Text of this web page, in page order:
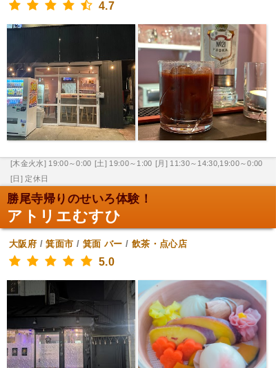
4.7
[木金火水] 19:00～0:00 [土] 19:00～1:00 [月] 11:30～14:30,19:00～0:00
[日] 定休日
勝尾寺帰りのせいろ体験！
アトリエむすひ
大阪府 /箕面市 / 箕面 バー / 飲茶・点心店
5.0